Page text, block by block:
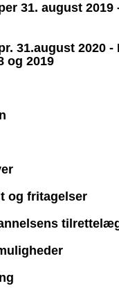
31. august
31.august 2020
og 2019
og fritagelser